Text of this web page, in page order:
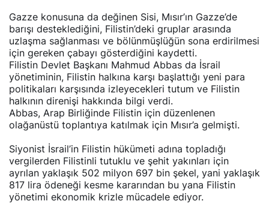
Gazze konusuna da değinen Sisi, Mısır’ın Gazze’de
barışı desteklediğini, Filistin’deki gruplar arasında
uzlaşma sağlanması ve bölünmüşlüğün sona erdirilmesi
için gereken çabayı gösterdiğini kaydetti.
Filistin Devlet Başkanı Mahmud Abbas da İsrail
yönetiminin, Filistin halkına karşı başlattığı yeni para
politikaları karşısında izleyecekleri tutum ve Filistin
halkının direnişi hakkında bilgi verdi.
Abbas, Arap Birliğinde Filistin için düzenlenen
olağanüstü toplantıya katılmak için Mısır’a gelmişti.
Siyonist İsrail’in Filistin hükümeti adına topladığı
vergilerden Filistinli tutuklu ve şehit yakınları için
ayrılan yaklaşık 502 milyon 697 bin şekel, yani yaklaşık
817 lira ödeneği kesme kararından bu yana Filistin
yönetimi ekonomik krizle mücadele ediyor.